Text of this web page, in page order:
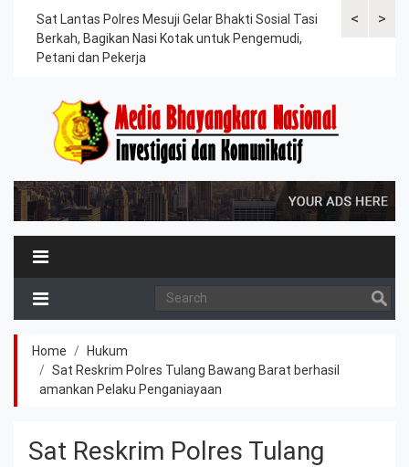
<
Sat Lantas Polres Mesuji Gelar Bhakti Sosial Tasi
Berkah, Bagikan Nasi Kotak untuk Pengemudi,
Petani dan Pekerja
Kapolres
>
Home
Hukum
Sat Reskrim Polres Tulang Bawang Barat berhasil
amankan Pelaku Penganiayaan
Sat Reskrim Polres Tulang